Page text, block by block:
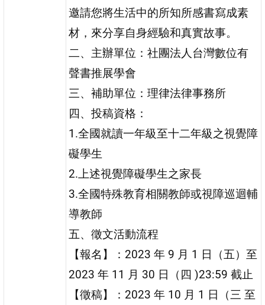
邀請您將生活中的所知所感書寫成素
材，來分享自身經驗和真實故事。
二、主辦單位：社團法人台灣數位有
聲書推展學會
三、補助單位：理律法律事務所
四、投稿資格：
1.全國就讀一年級至十二年級之視覺障
礙學生
2.上述視覺障礙學生之家長
3.全國特殊教育相關教師或視障巡迴輔
導教師
五、徵文活動流程
【報名】：2023 年 9 月 1 日（五）至
2023 年 11 月 30 日（四 )23:59 截止
【徵稿】：2023 年 10 月 1 日（三 至